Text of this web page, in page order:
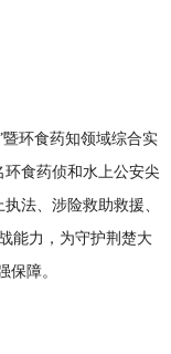
环食药知领域综合实
环食药侦和水上公安尖
法、涉险救助救援、
能力，为守护荆楚大
保障。